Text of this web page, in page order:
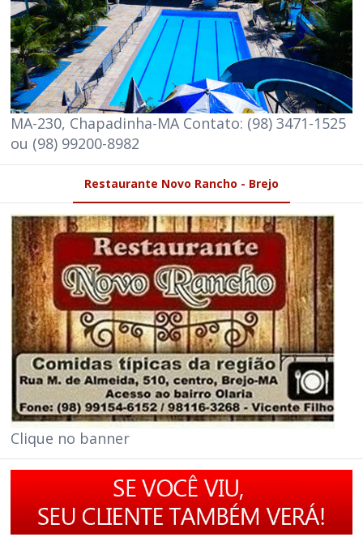
MA-230, Chapadinha-MA Contato: (98) 3471-1525
ou (98) 99200-8982
Restaurante Novo Rancho - Brejo
Clique no banner